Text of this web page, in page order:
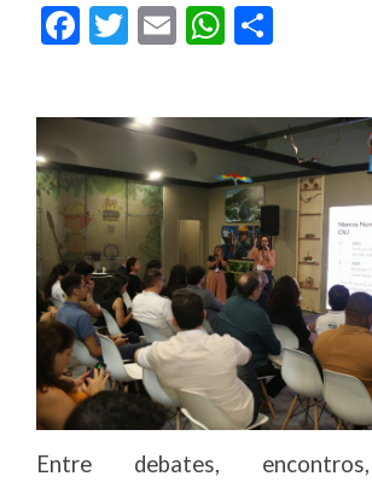
Facebook
Twitter
Email
Entre debates,